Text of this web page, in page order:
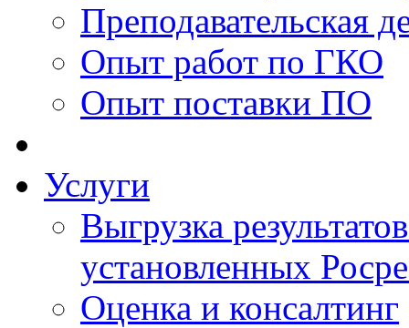
Преподавательская
Опыт работ по ГКО
Опыт поставки ПО
Услуги
Выгрузка
установленных
Оценка и консалтинг